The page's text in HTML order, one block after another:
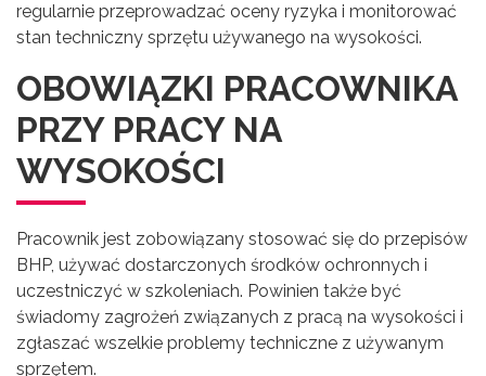
regularnie przeprowadzać oceny ryzyka i monitorować
stan techniczny sprzętu używanego na wysokości.
OBOWIĄZKI PRACOWNIKA
PRZY PRACY NA
WYSOKOŚCI
Pracownik jest zobowiązany stosować się do przepisów
BHP, używać dostarczonych środków ochronnych i
uczestniczyć w szkoleniach. Powinien także być
świadomy zagrożeń związanych z pracą na wysokości i
zgłaszać wszelkie problemy techniczne z używanym
sprzętem.